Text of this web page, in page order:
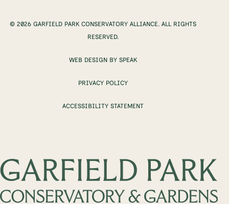
© 2026 GARFIELD PARK CONSERVATORY ALLIANCE. ALL RIGHTS
RESERVED.
WEB DESIGN BY SPEAK
PRIVACY POLICY
ACCESSIBILITY STATEMENT